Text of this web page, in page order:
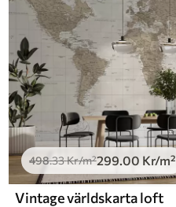
498.33Kr/m²299 .00 Kr/m²
Vintage världskarta loft